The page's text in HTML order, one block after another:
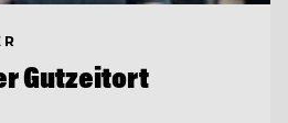
Gutzeitort